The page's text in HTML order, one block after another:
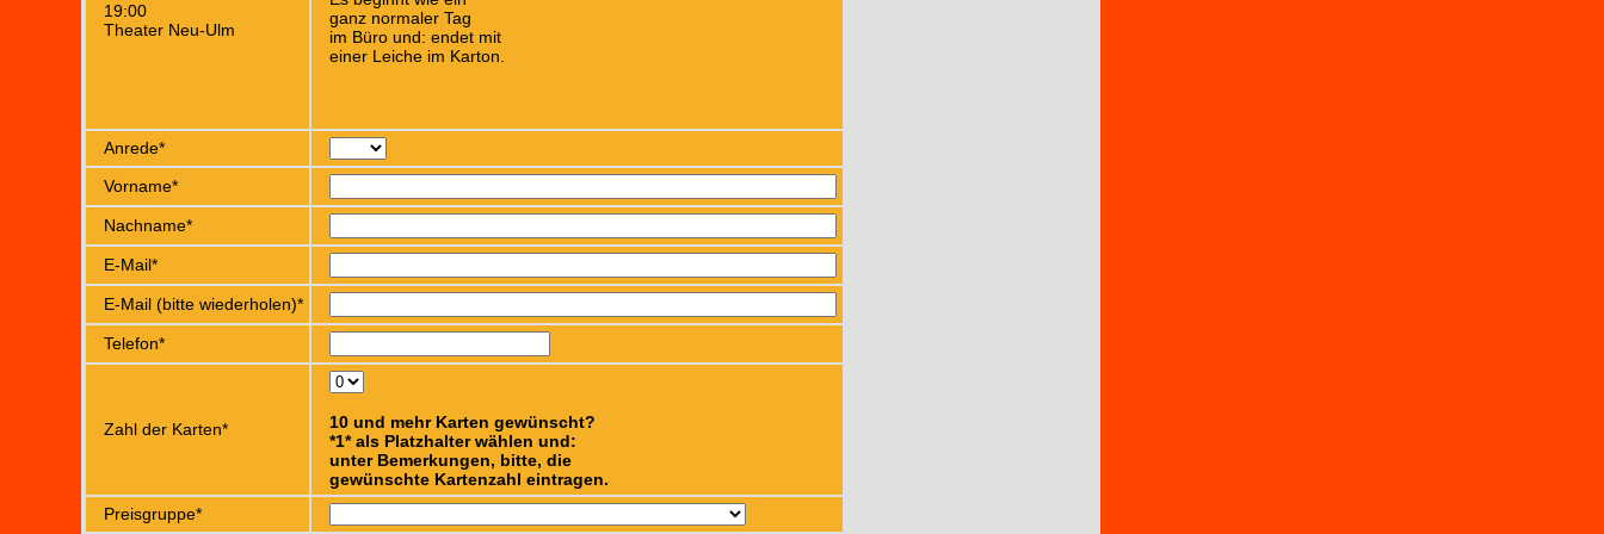
19:00
Theater Neu-Ulm
ganz normaler Tag
im Büro und: endet mit
einer Leiche im Karton.
Anrede*
Vorname*
Nachname*
E-Mail*
E-Mail (bitte wiederholen)*
Telefon*
Zahl der Karten*
10 und mehr Karten gewünscht?
*1* als Platzhalter wählen und:
unter Bemerkungen, bitte, die
gewünschte Kartenzahl eintragen.
Preisgruppe*